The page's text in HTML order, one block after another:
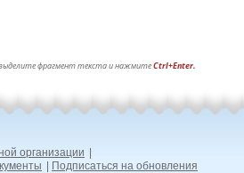
фрагмент текста и нажмитеCtrl+Enter.
организации
Подписаться на обновления